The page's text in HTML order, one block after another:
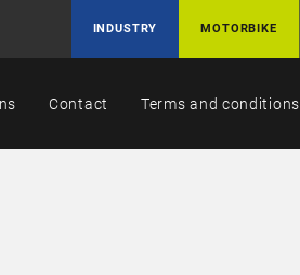
INDUSTRY MOTORBIKE
Contact Terms and conditions